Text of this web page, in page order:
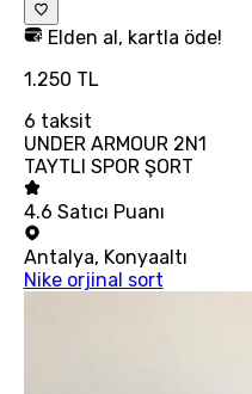
Elden al, kartla öde!
1.250 TL
6 taksit
UNDER ARMOUR 2N1
TAYTLI SPOR ŞORT
4.6 Satıcı Puanı
Antalya, Konyaaltı
Nike orjinal sort